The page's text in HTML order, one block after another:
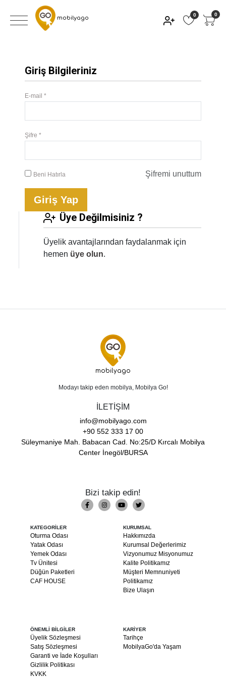
mobilyago 0 0
Giriş Bilgileriniz
E-mail *
Şifre *
Beni Hatırla Şifremi unuttum
Giriş Yap
Üye Değilmisiniz ?
Üyelik avantajlarından faydalanmak için
hemen üye olun.
mobilyago
Modayı takip eden mobilya, Mobilya Go!
İLETİŞİM
info@mobilyago.com
+90 552 333 17 00
Süleymaniye Mah. Babacan Cad. No:25/D Kırcalı Mobilya
Center İnegöl/BURSA
Bizi takip edin!
KATEGORİLER
Oturma Odası
Yatak Odası
Yemek Odası
Tv Ünitesi
Düğün Paketleri
CAF HOUSE
KURUMSAL
Hakkımızda
Kurumsal Değerlerimiz
Vizyonumuz Misyonumuz
Kalite Politikamız
Müşteri Memnuniyeti
Politikamız
Bize Ulaşın
ÖNEMLİ BİLGİLER
Üyelik Sözleşmesi
Satış Sözleşmesi
Garanti ve İade Koşulları
Gizlilik Politikası
KVKK
KARİYER
Tarihçe
MobilyaGo'da Yaşam